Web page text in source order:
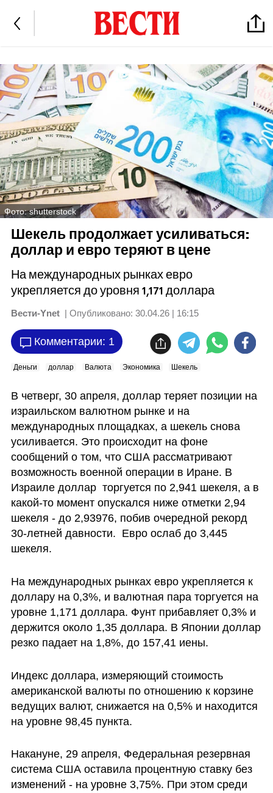
Фото: shutterstock
Шекель продолжает усиливаться:
доллар и евро теряют в цене
На международных рынках евро
укрепляется до уровня 1,171 доллара
Вести-Ynet | Опубликовано: 30.04.26 | 16:15
Комментарии: 1
Деньги доллар Валюта Экономика Шекель
В четверг, 30 апреля, доллар теряет позиции на
израильском валютном рынке и на
международных площадках, а шекель снова
усиливается. Это происходит на фоне
сообщений о том, что США рассматривают
возможность военной операции в Иране. В
Израиле доллар  торгуется по 2,941 шекеля, а в
какой-то момент опускался ниже отметки 2,94
шекеля - до 2,93976, побив очередной рекорд
30-летней давности.  Евро ослаб до 3,445
шекеля.
На международных рынках евро укрепляется к
доллару на 0,3%, и валютная пара торгуется на
уровне 1,171 доллара. Фунт прибавляет 0,3% и
держится около 1,35 доллара. В Японии доллар
резко падает на 1,8%, до 157,41 иены.
Индекс доллара, измеряющий стоимость
американской валюты по отношению к корзине
ведущих валют, снижается на 0,5% и находится
на уровне 98,45 пункта.
Накануне, 29 апреля, Федеральная резервная
система США оставила процентную ставку без
изменений - на уровне 3,75%. При этом среди